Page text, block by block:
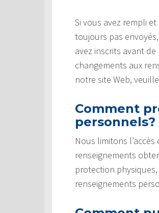
Si vous avez rempli
toujours pas
avez inscrits avant
changements aux
notre site Web,
Comment
personnels?
Nous limitons
renseignements
protection
renseignements